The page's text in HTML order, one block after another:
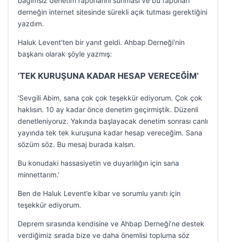
derneğin internet sitesinde sürekli açık tutması gerektiğini
yazdım.
Haluk Levent’ten bir yanıt geldi. Ahbap Derneği’nin
başkanı olarak şöyle yazmış:
‘TEK KURUŞUNA KADAR HESAP VERECEĞİM’
‘Sevgili Abim, sana çok çok teşekkür ediyorum. Çok çok
haklısın. 10 ay kadar önce denetim geçirmiştik. Düzenli
denetleniyoruz. Yakında başlayacak denetim sonrası canlı
yayında tek tek kuruşuna kadar hesap vereceğim. Sana
sözüm söz. Bu mesaj burada kalsın.
Bu konudaki hassasiyetin ve duyarlılığın için sana
minnettarım.’
Ben de Haluk Levent’e kibar ve sorumlu yanıtı için
teşekkür ediyorum.
Deprem sırasında kendisine ve Ahbap Derneği’ne destek
verdiğimiz sırada bize ve daha önemlisi topluma söz